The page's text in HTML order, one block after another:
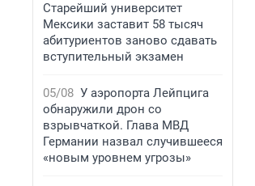
Старейший университет
Мексики заставит 58 тысяч
абитуриентов заново сдавать
вступительный экзамен
05/08 У аэропорта Лейпцига
обнаружили дрон со
взрывчаткой. Глава МВД
Германии назвал случившееся
«новым уровнем угрозы»